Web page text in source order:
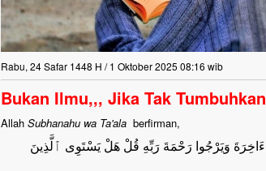
Rabu, 24 Safar 1448 H / 1 Oktober 2025 08:16 wib
Bukan Ilmu,,, Jika Tak
Allah Subhanahu wa Ta'ala berfirman,
وَيَرْجُوا رَحْمَةَ رَبِّهِ قُلْ هَلْ يَسْتَوِى ٱلَّذِينَ